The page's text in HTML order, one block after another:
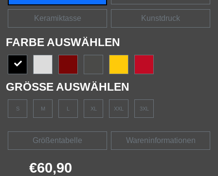
Keramiktasse Kunstdruck
FARBE AUSWÄHLEN
GRÖSSE AUSWÄHLEN
S M L XL XXL 3XL
Größentabelle Wareninformationen
€60,90